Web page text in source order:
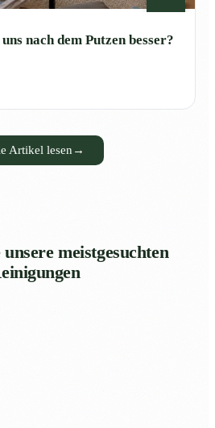
nach dem Putzen besser?
Artikel lesen →
meistgesuchten